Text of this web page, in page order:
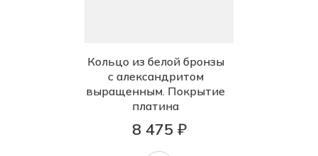
Кольцо из белой бронзы
с александритом
выращенным. Покрытие
платина
8 475 ₽